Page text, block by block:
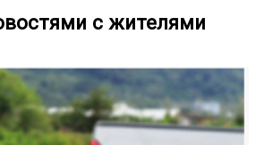
с жителями